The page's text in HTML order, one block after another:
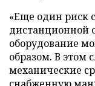
«Еще один риск
дистанционной
оборудование
образом. В этом
механические